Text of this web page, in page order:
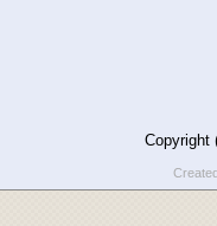
Copyright